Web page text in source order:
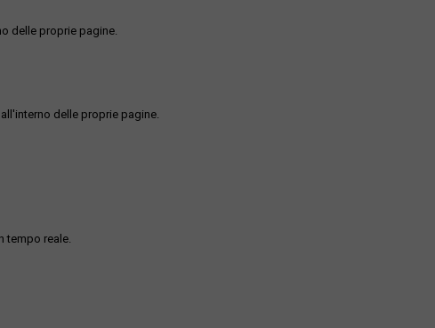
delle proprie pagine.
delle proprie pagine.
tempo reale.